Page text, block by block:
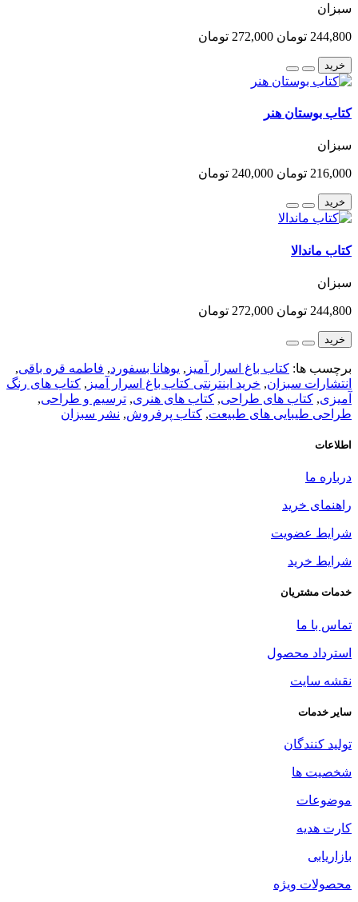
سبزان
244,800 تومان 272,000 تومان
خرید
کتاب بوستان هنر
سبزان
216,000 تومان 240,000 تومان
خرید
کتاب ماندالا
سبزان
244,800 تومان 272,000 تومان
خرید
برچسب ها: کتاب باغ اسرار آمیز , یوهانا بسفورد, فاطمه قره باقی,
انتشارات سبزان, خرید اینترنتی کتاب باغ اسرار آمیز , کتاب های رنگ
آمیزی, کتاب های طراحی, کتاب های هنری, ترسیم و طراحی,
طراحی طیبایی های طبیعت, کتاب پرفروش, نشر سبزان
اطلاعات
درباره ما
راهنمای خرید
شرایط عضویت
شرایط خرید
خدمات مشتریان
تماس با ما
استرداد محصول
نقشه سایت
سایر خدمات
تولید کنندگان
شخصیت ها
موضوعات
کارت هدیه
بازاریابی
محصولات ویژه